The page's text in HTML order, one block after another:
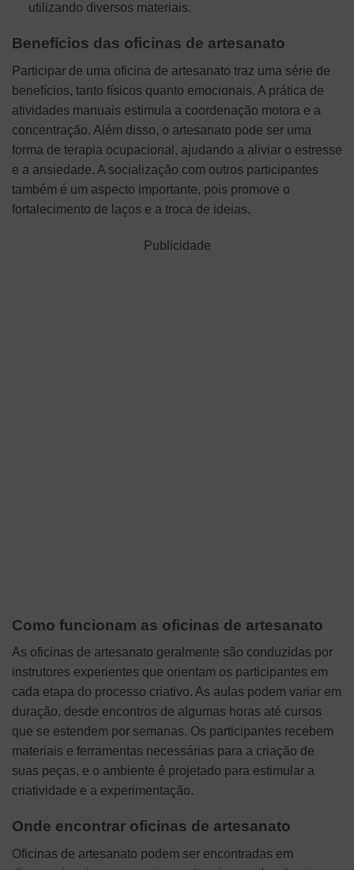
utilizando diversos materiais.
Benefícios das oficinas de artesanato
Participar de uma oficina de artesanato traz uma série de
benefícios, tanto físicos quanto emocionais. A prática de
atividades manuais estimula a coordenação motora e a
concentração. Além disso, o artesanato pode ser uma
forma de terapia ocupacional, ajudando a aliviar o estresse
e a ansiedade. A socialização com outros participantes
também é um aspecto importante, pois promove o
fortalecimento de laços e a troca de ideias.
Publicidade
Como funcionam as oficinas de artesanato
As oficinas de artesanato geralmente são conduzidas por
instrutores experientes que orientam os participantes em
cada etapa do processo criativo. As aulas podem variar em
duração, desde encontros de algumas horas até cursos
que se estendem por semanas. Os participantes recebem
materiais e ferramentas necessárias para a criação de
suas peças, e o ambiente é projetado para estimular a
criatividade e a experimentação.
Onde encontrar oficinas de artesanato
Oficinas de artesanato podem ser encontradas em